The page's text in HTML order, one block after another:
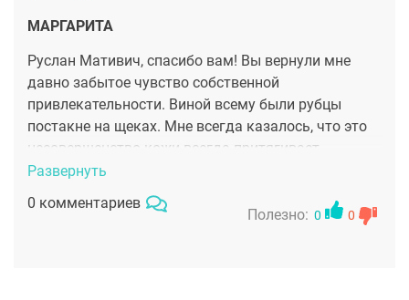
МАРГАРИТА
Руслан Мативич, спасибо вам! Вы вернули мне
давно забытое чувство собственной
привлекательности. Виной всему были рубцы
постакне на щеках. Мне всегда казалось, что это
несовершенство кожи всегда притягивает
внимание людей и вызывает неприятные чувства.
После лазера мое лицо гладкое, кожа однородная.
Как же это чудесно!!!!
Развернуть
0 комментариев
Полезно: 0 0